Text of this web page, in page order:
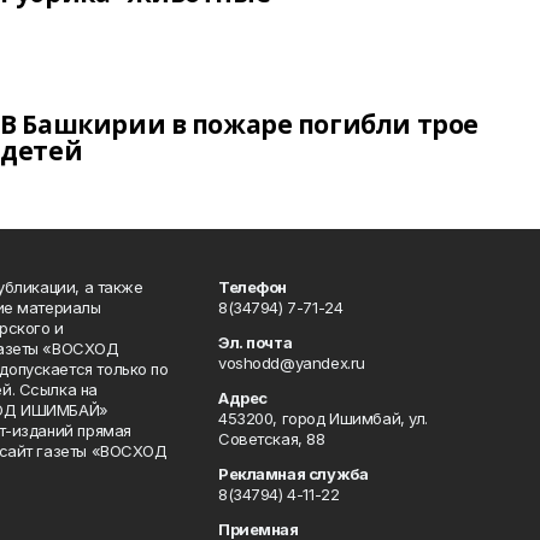
В Башкирии в пожаре погибли трое
детей
а также
материалы
и
«ВОСХОД
только по
Ссылка на
ИШИМБАЙ»
изданий прямая
газеты «ВОСХОД
Телефон
8(34794) 7-71-24
Эл. почта
voshodd@yandex.ru
Адрес
453200, город Ишимбай, ул.
Советская, 88
Рекламная служба
8(34794) 4-11-22
Приемная